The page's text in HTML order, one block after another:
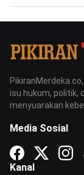
isu hukum, politik,
menyuarakan
Media Sosial
Kanal